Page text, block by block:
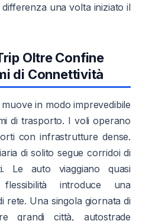
una volta iniziato il
Oltre Confine
di Connettività
in modo imprevedibile
di trasporto. I voli operano
con infrastrutture dense.
di solito segue corridoi di
Le auto viaggiano quasi
introduce una
rete. Una singola giornata di
grandi città, autostrade